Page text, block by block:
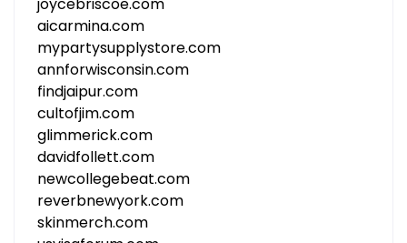
aicarmina.com
mypartysupplystore.com
annforwisconsin.com
findjaipur.com
cultofjim.com
glimmerick.com
davidfollett.com
newcollegebeat.com
reverbnewyork.com
skinmerch.com